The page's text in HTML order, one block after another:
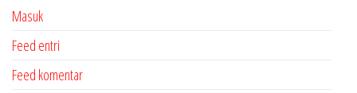
Masuk
Feed entri
Feed komentar